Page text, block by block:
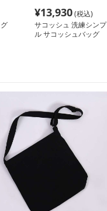
¥13,930(税込)
サコッシュ 洗練シンプ
ル サコッシュバッグ